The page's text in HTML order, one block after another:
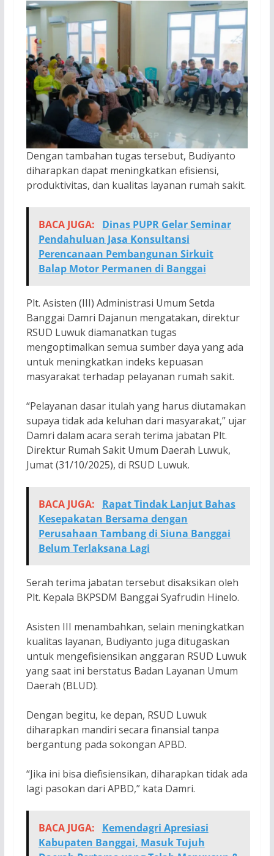
Dengan tambahan tugas tersebut, Budiyanto
diharapkan dapat meningkatkan efisiensi,
produktivitas, dan kualitas layanan rumah sakit.
BACA JUGA:
Dinas PUPR Gelar Seminar
Pendahuluan Jasa Konsultansi
Perencanaan Pembangunan Sirkuit
Balap Motor Permanen di Banggai
Plt. Asisten (III) Administrasi Umum Setda
Banggai Damri Dajanun mengatakan, direktur
RSUD Luwuk diamanatkan tugas
mengoptimalkan semua sumber daya yang ada
untuk meningkatkan indeks kepuasan
masyarakat terhadap pelayanan rumah sakit.
“Pelayanan dasar itulah yang harus diutamakan
supaya tidak ada keluhan dari masyarakat,” ujar
Damri dalam acara serah terima jabatan Plt.
Direktur Rumah Sakit Umum Daerah Luwuk,
Jumat (31/10/2025), di RSUD Luwuk.
BACA JUGA:
Rapat Tindak Lanjut Bahas
Kesepakatan Bersama dengan
Perusahaan Tambang di Siuna Banggai
Belum Terlaksana Lagi
Serah terima jabatan tersebut disaksikan oleh
Plt. Kepala BKPSDM Banggai Syafrudin Hinelo.
Asisten III menambahkan, selain meningkatkan
kualitas layanan, Budiyanto juga ditugaskan
untuk mengefisiensikan anggaran RSUD Luwuk
yang saat ini berstatus Badan Layanan Umum
Daerah (BLUD).
Dengan begitu, ke depan, RSUD Luwuk
diharapkan mandiri secara finansial tanpa
bergantung pada sokongan APBD.
“Jika ini bisa diefisiensikan, diharapkan tidak ada
lagi pasokan dari APBD,” kata Damri.
BACA JUGA:
Kemendagri Apresiasi
Kabupaten Banggai, Masuk Tujuh